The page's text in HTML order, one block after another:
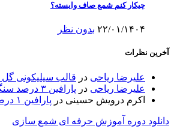
چیکار کنم شمع صاف وایسته؟
۲۲/۰۱/۱۴۰۴ بدون نظر
آخرین نظرات
علیرضا ریاحی در قالب سیلیکونی گل
علیرضا ریاحی در پارافین ۳ درصد سنگین
اکرم درویش حسینی در پارافین ۱ درصد سنگین
دانلود دوره آموزش حرفه ای شمع سازی